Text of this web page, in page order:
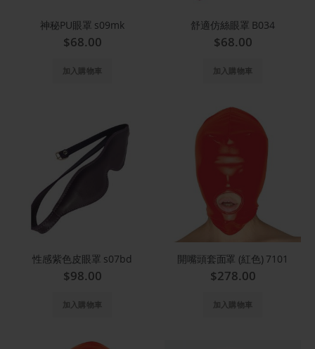
神秘PU眼罩 s09mk
$68.00
加入購物車
舒適仿絲眼罩 B034
$68.00
加入購物車
性感紫色皮眼罩 s07bd
$98.00
加入購物車
開嘴頭套面罩 (紅色) 7101
$278.00
加入購物車